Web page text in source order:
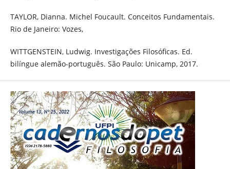
TAYLOR, Dianna. Michel Foucault. Conceitos Fundamentais.
Rio de Janeiro: Vozes,
WITTGENSTEIN, Ludwig. Investigações Filosóficas. Ed.
bilíngue alemão-português. São Paulo: Unicamp, 2017.